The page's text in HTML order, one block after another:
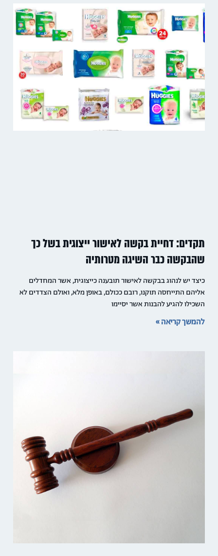
תקדים: דחיית בקשה לאישור ייצוגית בשל כך
שהבקשה כבר השיגה מטרותיה
כיצד יש לנהוג בבקשה לאישור תובענה כייצוגית, אשר המחדלים
אליהם התייחסה תוקנו, רובם ככולם, באופן מלא, ואולם הצדדים לא
השכילו להגיע להבנות אשר יסיימו
להמשך קריאה »